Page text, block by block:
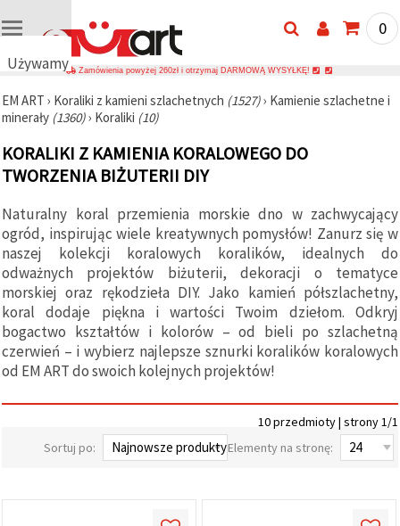
Używamy
cookie
🍪
plików
cookie i
podobnych
aby
zapewnić
prawidłowe
działanie
strony
internetowej,
poprawić
komfort
korzystania
z niej oraz,
za Państwa
zgodą,
przy
0
Zamówienia powyżej 260zł i otrzymaj DARMOWĄ WYSYŁKĘ!
EM ART › Koraliki z kamieni szlachetnych (1527)› Kamienie szlachetne i
minerały (1360)› Koraliki (10)
KORALIKI Z KAMIENIA KORALOWEGO DO
TWORZENIA BIŻUTERII DIY
Naturalny koral przemienia morskie dno w zachwycający
ogród, inspirując wiele kreatywnych pomysłów! Zanurz się w
naszej kolekcji koralowych koralików, idealnych do
odważnych projektów biżuterii, dekoracji o tematyce
morskiej oraz rękodzieła DIY. Jako kamień półszlachetny,
koral dodaje piękna i wartości Twoim dziełom. Odkryj
bogactwo kształtów i kolorów – od bieli po szlachetną
czerwień – i wybierz najlepsze sznurki koralików koralowych
od EM ART do swoich kolejnych projektów!
10 przedmioty | strony 1/1
Sortuj po:
Elementy na stronę: